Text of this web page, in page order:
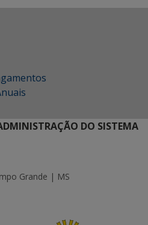
DO SISTEMA
Grande | MS